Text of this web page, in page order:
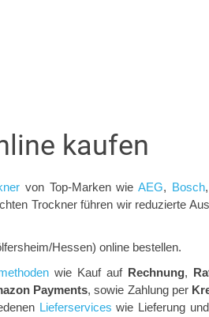
kaufen
von Top-Marken wieAEG, Bosch,
Trockner führen wir reduzierte
Hessen) online bestellen.
wie Kauf auf Rechnung,
Payments, sowie Zahlung per
Lieferservices wie Lieferung